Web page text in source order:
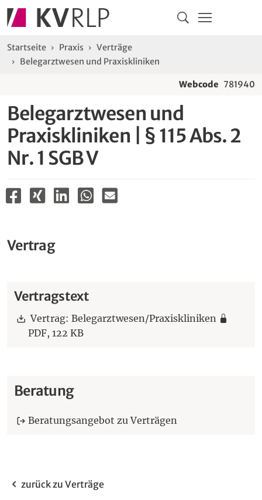
Navigation
Sie sind hier:
Startseite Praxis
Verträge
Belegarztwesen und Praxiskliniken
Webcode 781940
Belegarztwesen und
Praxiskliniken | § 115 Abs. 2
Nr. 1 SGB V
Vertrag
Vertragstext
Download:
Vertrag: Belegarztwesen/Praxiskliniken
PDF, 122 KB
Beratung
Beratungsangebot zu Verträgen
zurück zu Verträge